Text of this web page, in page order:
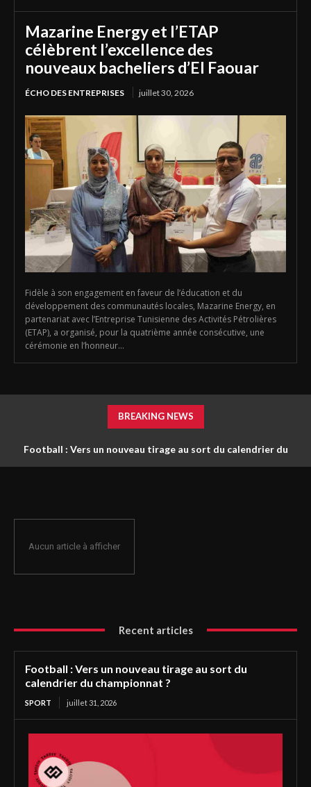
Mazarine Energy et l’ETAP
célèbrent l’excellence des
nouveaux bacheliers d’El Faouar
ÉCHO DES ENTREPRISES juillet 30, 2026
Fidèle à son engagement en faveur de l’éducation et du
développement des communautés locales, Mazarine Energy, en
partenariat avec l’Entreprise Tunisienne des Activités Pétrolières
(ETAP), a organisé, pour la quatrième année consécutive, une
cérémonie en l’honneur...
BREAKING NEWS
Football : Vers un nouveau tirage au sort du calendrier du
Aucun article à afficher
Recent articles
Football : Vers un nouveau tirage au sort du
calendrier du championnat ?
SPORT juillet 31, 2026